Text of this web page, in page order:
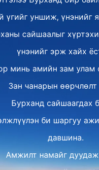
үгийг уншиж, үнэнийг
сайшаалыг
үнэнийг эрж хайх
минь амийн зам улам
Зан чанарын
Бурханд сайшаагдах
би шаргуу
давшина.
Амжилт намайг дуудаж